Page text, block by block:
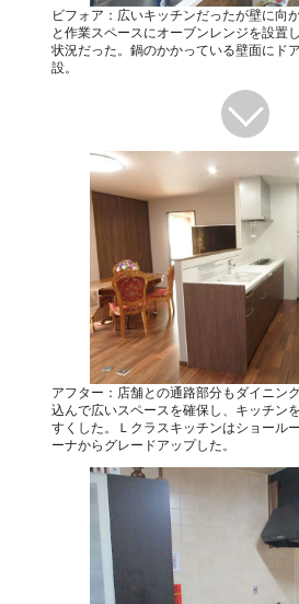
ビフォア：広いキッチンだったが壁に向
と作業スペースにオーブンレンジを設置
状況だった。鍋のかかっている壁面にド
設。
アフター：店舗との通路部分もダイニン
込んで広いスペースを確保し、キッチン
すくした。Ｌクラスキッチンはショール
ーナからグレードアップした。